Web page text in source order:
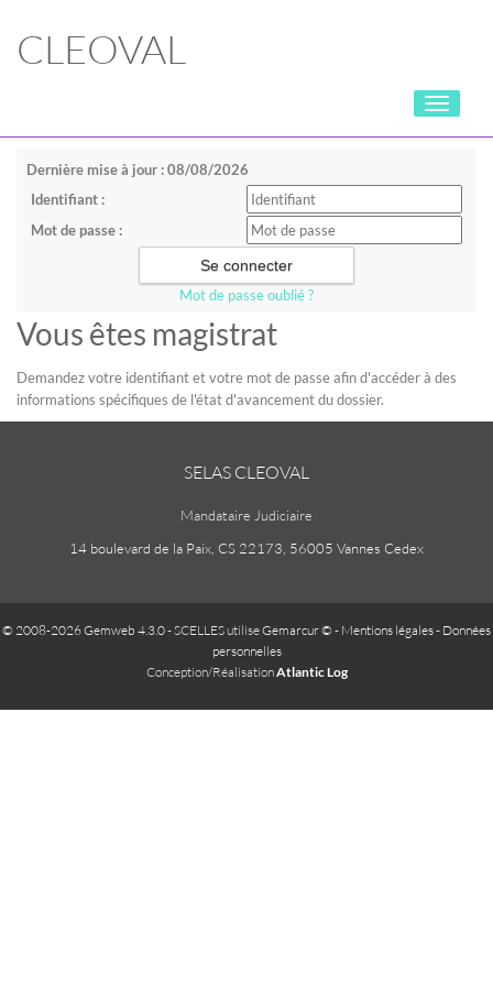
CLEOVAL
Toggle
Dernière mise à jour : 08/08/2026
Identifiant :
Mot de passe :
Mot de passe oublié ?
Vous êtes magistrat
Demandez votre identifiant et votre mot de passe afin d'accéder à des
informations spécifiques de l'état d'avancement du dossier.
SELAS CLEOVAL
Mandataire Judiciaire
14 boulevard de la Paix, CS 22173, 56005 Vannes Cedex
© 2008-2026 Gemweb 4.3.0- SCELLES utiliseGemarcur © - Mentions légales- Données
personnelles
Conception/RéalisationAtlantic Log